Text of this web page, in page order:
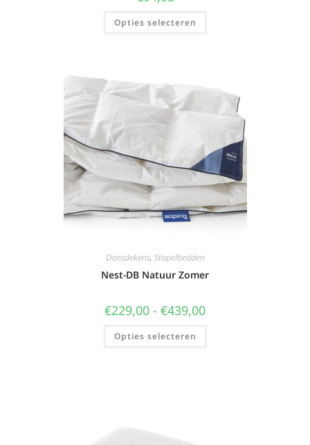
Opties selecteren
Donsdekens, Stapelbedden
Nest-DB Natuur Zomer
€229,00 - €439,00
Opties selecteren